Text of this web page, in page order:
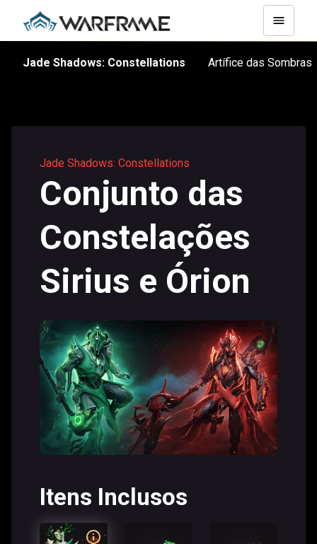
Jade Shadows: Constellations Artífice das
Jade Shadows: Constellations
Conjunto das
Constelações
Sirius e Órion
Itens Inclusos